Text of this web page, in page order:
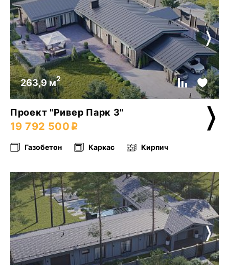
263,9 м2
Проект "Ривер Парк 3"
19 792 500
Газобетон Каркас Кирпич